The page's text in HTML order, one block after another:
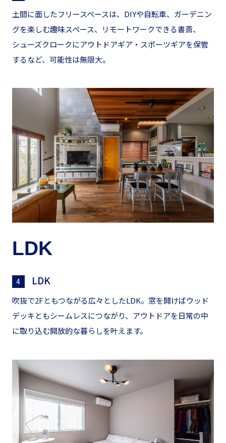
土間に面したフリースペースは、DIYや自転車、ガーデニン
グを楽しむ趣味スペース、
リモートワークできる書斎、
シューズクロークにアウトドアギア・スポーツギアを保管
するなど、可能性は無限大。
LDK
4 LDK
吹抜で2Fともつながる広々としたLDK。窓を開けばウッド
デッキともシームレスにつながり、アウトドアを日常の中
に取り込む開放的な暮らしを叶えます。